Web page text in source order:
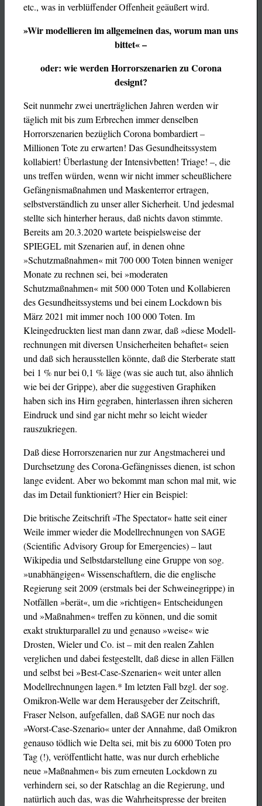
etc., was in verblüffender Offenheit geäußert wird.
»Wir modellieren im allgemeinen das, worum man uns
bittet« –
oder: wie werden Horrorszenarien zu Corona
designt?
Seit nunmehr zwei unerträglichen Jahren werden wir
täglich mit bis zum Erbrechen immer denselben
Horrorszenarien bezüglich Corona bombardiert –
Millionen Tote zu erwarten! Das Gesundheitssystem
kollabiert! Überlastung der Intensivbetten! Triage! –, die
uns treffen würden, wenn wir nicht immer scheußlichere
Gefängnismaßnahmen und Maskenterror ertragen,
selbstverständlich zu unser aller Sicherheit. Und jedesmal
stellte sich hinterher heraus, daß nichts davon stimmte.
Bereits am 20.3.2020 wartete beispielsweise der
SPIEGEL mit Szenarien auf, in denen ohne
»Schutzmaßnahmen« mit 700 000 Toten binnen weniger
Monate zu rechnen sei, bei »moderaten
Schutzmaßnahmen« mit 500 000 Toten und Kollabieren
des Gesundheitssystems und bei einem Lockdown bis
März 2021 mit immer noch 100 000 Toten. Im
Kleingedruckten liest man dann zwar, daß »diese Modell-
rechnungen mit diversen Unsicherheiten behaftet« seien
und daß sich herausstellen könnte, daß die Sterberate statt
bei 1 % nur bei 0,1 % läge (was sie auch tut, also ähnlich
wie bei der Grippe), aber die suggestiven Graphiken
haben sich ins Hirn gegraben, hinterlassen ihren sicheren
Eindruck und sind gar nicht mehr so leicht wieder
rauszukriegen.
Daß diese Horrorszenarien nur zur Angstmacherei und
Durchsetzung des Corona-Gefängnisses dienen, ist schon
lange evident. Aber wo bekommt man schon mal mit, wie
das im Detail funktioniert? Hier ein Beispiel:
Die britische Zeitschrift »The Spectator« hatte seit einer
Weile immer wieder die Modellrechnungen von SAGE
(Scientific Advisory Group for Emergencies) – laut
Wikipedia und Selbstdarstellung eine Gruppe von sog.
»unabhängigen« Wissenschaftlern, die die englische
Regierung seit 2009 (erstmals bei der Schweinegrippe) in
Notfällen »berät«, um die »richtigen« Entscheidungen
und »Maßnahmen« treffen zu können, und die somit
exakt strukturparallel zu und genauso »weise« wie
Drosten, Wieler und Co. ist – mit den realen Zahlen
verglichen und dabei festgestellt, daß diese in allen Fällen
und selbst bei »Best-Case-Szenarien« weit unter allen
Modellrechnungen lagen.* Im letzten Fall bzgl. der sog.
Omikron-Welle war dem Herausgeber der Zeitschrift,
Fraser Nelson, aufgefallen, daß SAGE nur noch das
»Worst-Case-Szenario« unter der Annahme, daß Omikron
genauso tödlich wie Delta sei, mit bis zu 6000 Toten pro
Tag (!), veröffentlicht hatte, was nur durch erhebliche
neue »Maßnahmen« bis zum erneuten Lockdown zu
verhindern sei, so der Ratschlag an die Regierung, und
natürlich auch das, was die Wahrheitspresse der breiten